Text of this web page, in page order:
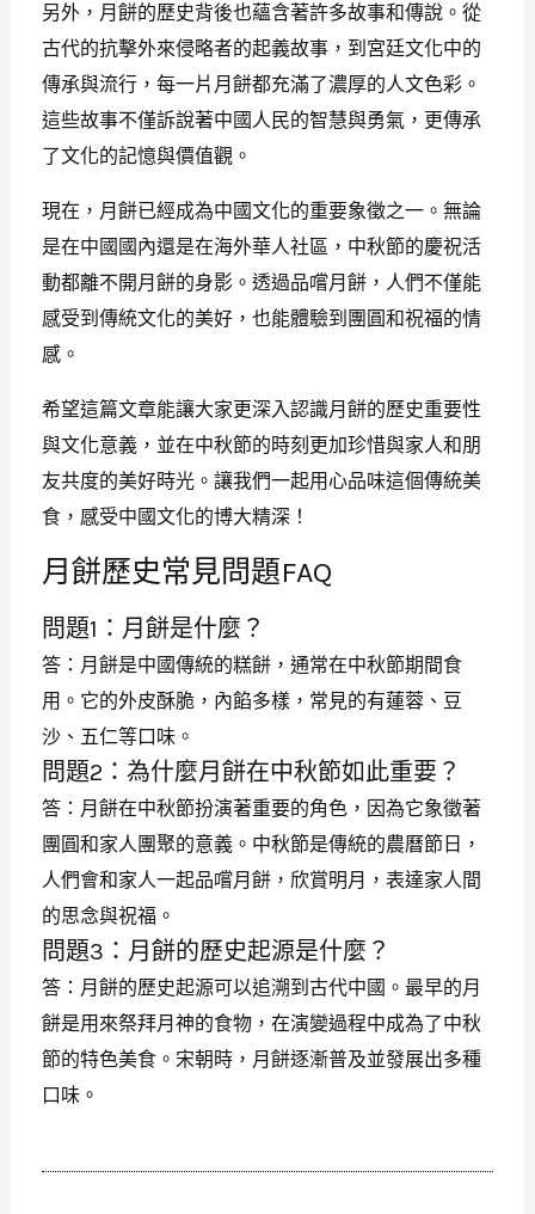
另外，月餅的歷史背後也蘊含著許多故事和傳說。從
古代的抗擊外來侵略者的起義故事，到宮廷文化中的
傳承與流行，每一片月餅都充滿了濃厚的人文色彩。
這些故事不僅訴說著中國人民的智慧與勇氣，更傳承
了文化的記憶與價值觀。
現在，月餅已經成為中國文化的重要象徵之一。無論
是在中國國內還是在海外華人社區，中秋節的慶祝活
動都離不開月餅的身影。透過品嚐月餅，人們不僅能
感受到傳統文化的美好，也能體驗到團圓和祝福的情
感。
希望這篇文章能讓大家更深入認識月餅的歷史重要性
與文化意義，並在中秋節的時刻更加珍惜與家人和朋
友共度的美好時光。讓我們一起用心品味這個傳統美
食，感受中國文化的博大精深！
月餅歷史常見問題FAQ
問題1：月餅是什麼？
答：月餅是中國傳統的糕餅，通常在中秋節期間食
用。它的外皮酥脆，內餡多樣，常見的有蓮蓉、豆
沙、五仁等口味。
問題2：為什麼月餅在中秋節如此重要？
答：月餅在中秋節扮演著重要的角色，因為它象徵著
團圓和家人團聚的意義。中秋節是傳統的農曆節日，
人們會和家人一起品嚐月餅，欣賞明月，表達家人間
的思念與祝福。
問題3：月餅的歷史起源是什麼？
答：月餅的歷史起源可以追溯到古代中國。最早的月
餅是用來祭拜月神的食物，在演變過程中成為了中秋
節的特色美食。宋朝時，月餅逐漸普及並發展出多種
口味。